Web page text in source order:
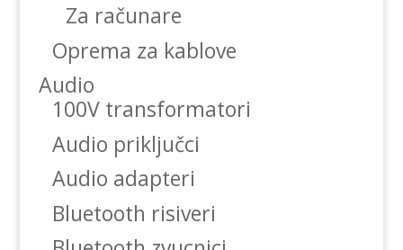
Za računare
Oprema za kablove
Audio
100V transformatori
Audio priključci
Audio adapteri
Bluetooth risiveri